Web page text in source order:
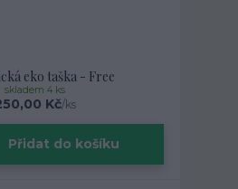
eko taška - Free
Kč/ks
skladem 4 ks
Přidat do košíku